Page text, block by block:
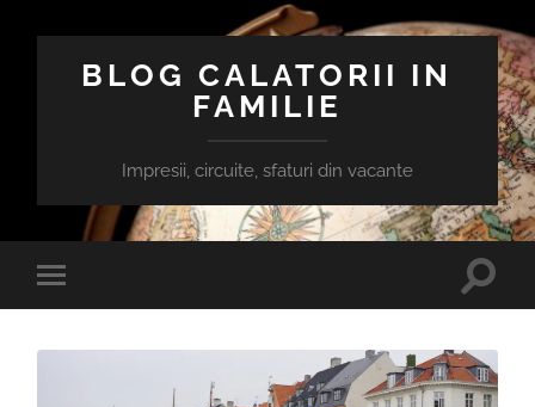
BLOG CALATORII IN
FAMILIE
Impresii, circuite, sfaturi din vacante
Toggle
mobile
Toggle